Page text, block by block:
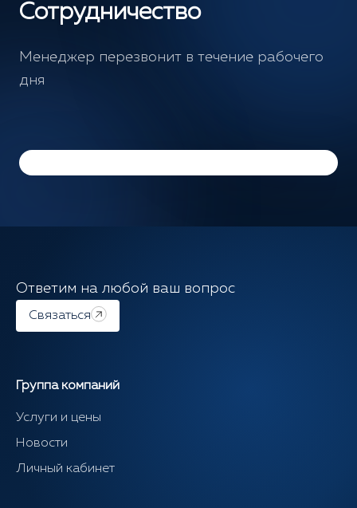
Сотрудничество
Менеджер перезвонит в течение рабочего
дня
Ответим на любой ваш вопрос
Связаться
Группа компаний
Услуги и цены
Новости
Личный кабинет